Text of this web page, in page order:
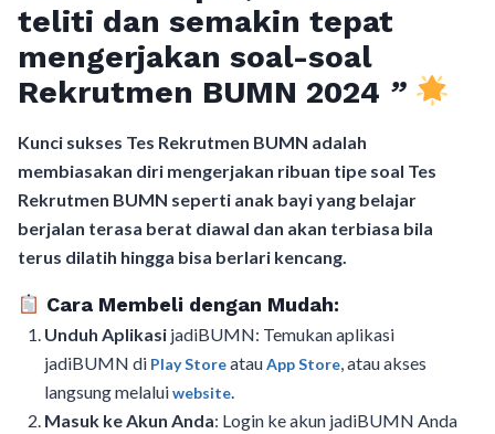
teliti dan semakin tepat
mengerjakan soal-soal
Rekrutmen BUMN 2024 ”
Kunci sukses Tes Rekrutmen BUMN adalah
membiasakan diri mengerjakan ribuan tipe soal Tes
Rekrutmen BUMN seperti anak bayi yang belajar
berjalan terasa berat diawal dan akan terbiasa bila
terus dilatih hingga bisa berlari kencang.
Cara Membeli dengan Mudah:
Unduh Aplikasi jadiBUMN: Temukan aplikasi
jadiBUMN di Play StoreatauApp Store, atau akses
langsung melaluiwebsite.
Masuk ke Akun Anda: Login ke akun jadiBUMN Anda